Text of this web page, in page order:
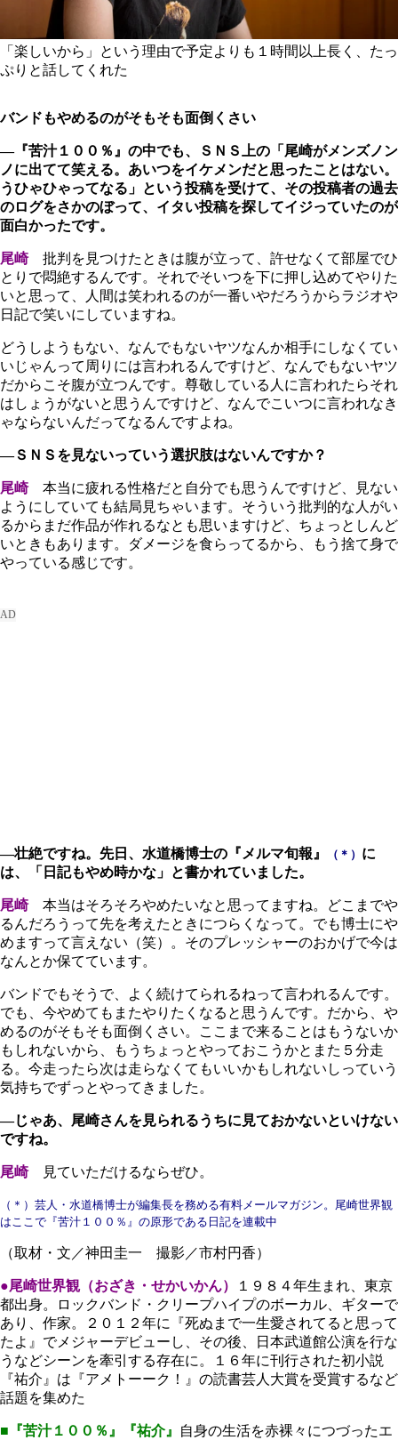
「楽しいから」という理由で予定よりも１時間以上長く、たっ
ぷりと話してくれた
バンドもやめるのがそもそも面倒くさい
―『苦汁１００％』の中でも、ＳＮＳ上の「尾崎がメンズノン
ノに出てて笑える。あいつをイケメンだと思ったことはない。
うひゃひゃってなる」という投稿を受けて、その投稿者の過去
のログをさかのぼって、イタい投稿を探してイジっていたのが
面白かったです。
尾崎批判を見つけたときは腹が立って、許せなくて部屋でひ
とりで悶絶するんです。それでそいつを下に押し込めてやりた
いと思って、人間は笑われるのが一番いやだろうからラジオや
日記で笑いにしていますね。
どうしようもない、なんでもないヤツなんか相手にしなくてい
いじゃんって周りには言われるんですけど、なんでもないヤツ
だからこそ腹が立つんです。尊敬している人に言われたらそれ
はしょうがないと思うんですけど、なんでこいつに言われなき
ゃならないんだってなるんですよね。
―ＳＮＳを見ないっていう選択肢はないんですか？
尾崎本当に疲れる性格だと自分でも思うんですけど、見ない
ようにしていても結局見ちゃいます。そういう批判的な人がい
るからまだ作品が作れるなとも思いますけど、ちょっとしんど
いときもあります。ダメージを食らってるから、もう捨て身で
やっている感じです。
―壮絶ですね。先日、水道橋博士の『メルマ旬報』 （＊） に
は、「日記もやめ時かな」と書かれていました。
尾崎本当はそろそろやめたいなと思ってますね。どこまでや
るんだろうって先を考えたときにつらくなって。でも博士にや
めますって言えない（笑）。そのプレッシャーのおかげで今は
なんとか保てています。
バンドでもそうで、よく続けてられるねって言われるんです。
でも、今やめてもまたやりたくなると思うんです。だから、や
めるのがそもそも面倒くさい。ここまで来ることはもうないか
もしれないから、もうちょっとやっておこうかとまた５分走
る。今走ったら次は走らなくてもいいかもしれないしっていう
気持ちでずっとやってきました。
―じゃあ、尾崎さんを見られるうちに見ておかないといけない
ですね。
尾崎見ていただけるならぜひ。
（＊）芸人・水道橋博士が編集長を務める有料メールマガジン。尾崎世界観
はここで『苦汁１００％』の原形である日記を連載中
（取材・文／神田圭一 撮影／市村円香）
●尾崎世界観（おざき・せかいかん）
１９８４年生まれ、東京
都出身。ロックバンド・クリープハイプのボーカル、ギターで
あり、作家。２０１２年に『死ぬまで一生愛されてると思って
たよ』でメジャーデビューし、その後、日本武道館公演を行な
うなどシーンを牽引する存在に。１６年に刊行された初小説
『祐介』は『アメトーーク！』の読書芸人大賞を受賞するなど
話題を集めた
■ 『苦汁１００％』『祐介』
自身の生活を赤裸々につづったエ